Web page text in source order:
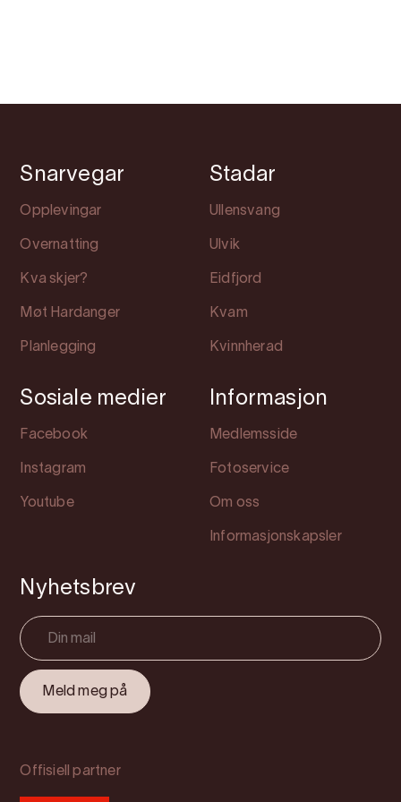
Snarvegar
Opplevingar
Overnatting
Kva skjer?
Møt Hardanger
Planlegging
Stadar
Ullensvang
Ulvik
Eidfjord
Kvam
Kvinnherad
Sosiale medier
Facebook
Instagram
Youtube
Informasjon
Medlemsside
Fotoservice
Om oss
Informasjonskapsler
Nyhetsbrev
Offisiell partner